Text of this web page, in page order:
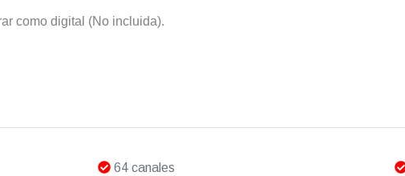
como digital (No incluida).
64 canales